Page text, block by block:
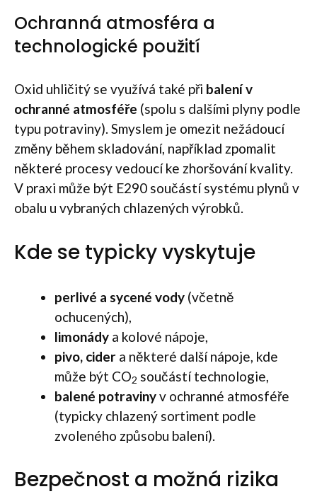
Ochranná atmosféra a
technologické použití
Oxid uhličitý se využívá také při balení v
ochranné atmosféře (spolu s dalšími plyny podle
typu potraviny). Smyslem je omezit nežádoucí
změny během skladování, například zpomalit
některé procesy vedoucí ke zhoršování kvality.
V praxi může být E290 součástí systému plynů v
obalu u vybraných chlazených výrobků.
Kde se typicky vyskytuje
perlivé a sycené vody (včetně
ochucených),
limonády a kolové nápoje,
pivo, cider a některé další nápoje, kde
může být CO2 součástí technologie,
balené potravinyv ochranné atmosféře
(typicky chlazený sortiment podle
zvoleného způsobu balení).
Bezpečnost a možná rizika